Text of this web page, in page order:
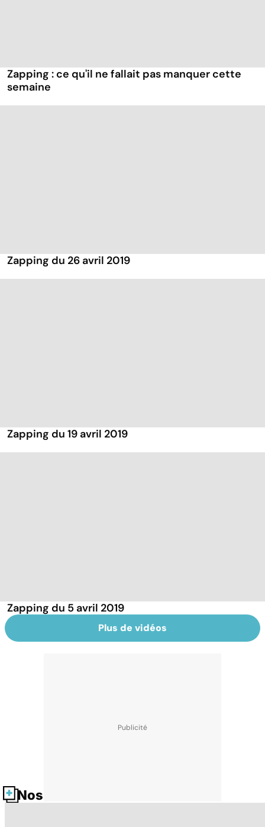
Zapping : ce qu'il ne fallait pas manquer cette
semaine
Zapping du 26 avril 2019
Zapping du 19 avril 2019
Zapping du 5 avril 2019
Plus de vidéos
Nos fiches santé